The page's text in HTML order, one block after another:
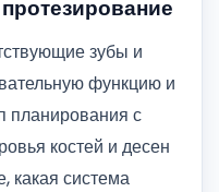
зубы и
функцию и
планирования с
костей и десен
какая система